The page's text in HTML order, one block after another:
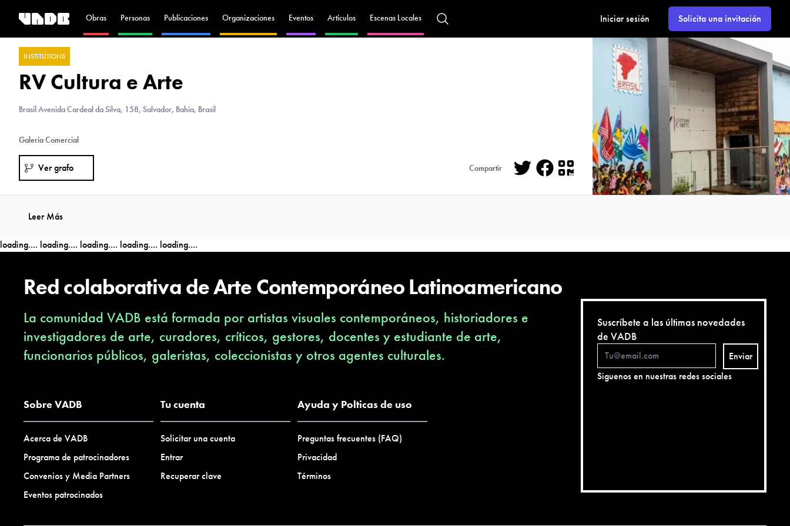
Obras Personas Publicaciones Organizaciones Eventos Artículos Escenas Locales Iniciar sesión Solicita una invitación
INSTITUTIONS
RV Cultura e Arte
BrasilAvenida Cardeal da Silva, 158, Salvador, Bahía, Brasil
Galería Comercial
Ver grafo Compartir
Facebook
Leer Más
loading.... loading.... loading.... loading.... loading....
Red colaborativa de Arte Contemporáneo Latinoamericano
La comunidad VADB está formada por artistas visuales contemporáneos, historiadores e
investigadores de arte, curadores, críticos, gestores, docentes y estudiante de arte,
funcionarios públicos, galeristas, coleccionistas y otros agentes culturales.
Sobre VADB
Acerca de VADB
Programa de patrocinadores
Convenios y Media Partners
Eventos patrocinados
Tu cuenta
Solicitar una cuenta
Entrar
Recuperar clave
Ayuda y Polticas de uso
Preguntas frecuentes (FAQ)
Privacidad
Términos
Suscríbete a las últimas novedades
de VADB
Enviar
Siguenos en nuestras redes sociales